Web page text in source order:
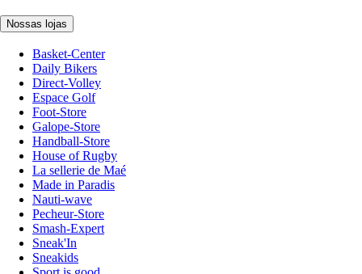
Nossas lojas
Basket-Center
Daily Bikers
Direct-Volley
Espace Golf
Foot-Store
Galope-Store
Handball-Store
House of Rugby
La sellerie de Maé
Made in Paradis
Nauti-wave
Pecheur-Store
Smash-Expert
Sneak'In
Sneakids